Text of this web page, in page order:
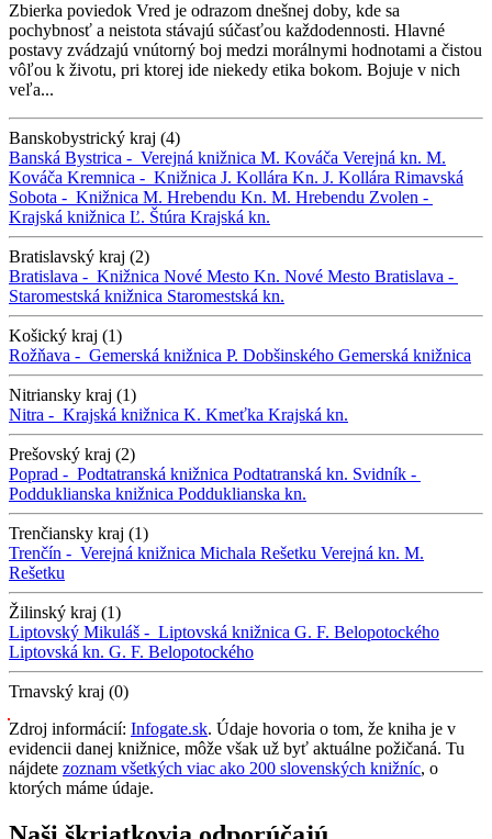
Zbierka poviedok Vred je odrazom dnešnej doby, kde sa
pochybnosť a neistota stávajú súčasťou každodennosti. Hlavné
postavy zvádzajú vnútorný boj medzi morálnymi hodnotami a čistou
vôľou k životu, pri ktorej ide niekedy etika bokom. Bojuje v nich
veľa...
Banskobystrický kraj (4)
Banská Bystrica - Verejná knižnica M. Kováča Verejná kn. M.
Kováča Kremnica - Knižnica J. Kollára Kn. J. Kollára Rimavská
Sobota - Knižnica M. Hrebendu Kn. M. Hrebendu Zvolen -
Krajská knižnica Ľ. Štúra Krajská kn.
Bratislavský kraj (2)
Bratislava - Knižnica Nové Mesto Kn. Nové Mesto Bratislava -
Staromestská knižnica Staromestská kn.
Košický kraj (1)
Rožňava - Gemerská knižnica P. Dobšinského Gemerská knižnica
Nitriansky kraj (1)
Nitra - Krajská knižnica K. Kmeťka Krajská kn.
Prešovský kraj (2)
Poprad - Podtatranská knižnica Podtatranská kn. Svidník -
Podduklianska knižnica Podduklianska kn.
Trenčiansky kraj (1)
Trenčín - Verejná knižnica Michala Rešetku Verejná kn. M.
Rešetku
Žilinský kraj (1)
Liptovský Mikuláš - Liptovská knižnica G. F. Belopotockého
Liptovská kn. G. F. Belopotockého
Trnavský kraj (0)
Zdroj informácií: Infogate.sk. Údaje hovoria o tom, že kniha je v
evidencii danej knižnice, môže však už byť aktuálne požičaná. Tu
nájdete zoznam všetkých viac ako 200 slovenských knižníc, o
ktorých máme údaje.